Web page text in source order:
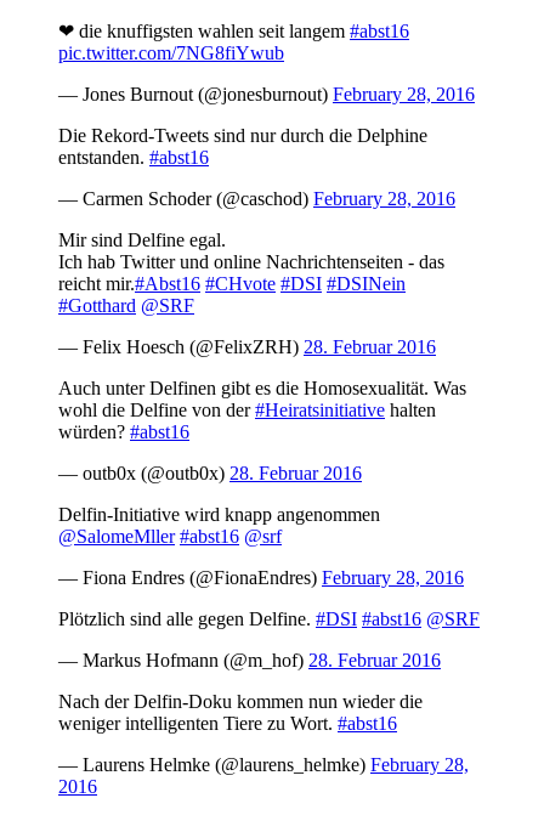
❤ die knuffigsten wahlen seit langem #abst16
pic.twitter.com/7NG8fiYwub
— Jones Burnout (@jonesburnout) February 28, 2016
Die Rekord-Tweets sind nur durch die Delphine
entstanden. #abst16
— Carmen Schoder (@caschod) February 28, 2016
Mir sind Delfine egal.
Ich hab Twitter und online Nachrichtenseiten - das
reicht mir.#Abst16 #CHvote #DSI #DSINein
#Gotthard @SRF
— Felix Hoesch (@FelixZRH) 28. Februar 2016
Auch unter Delfinen gibt es die Homosexualität. Was
wohl die Delfine von der#Heiratsinitiative halten
würden? #abst16
— outb0x (@outb0x) 28. Februar 2016
Delfin-Initiative wird knapp angenommen
@SalomeMller #abst16 @srf
— Fiona Endres (@FionaEndres) February 28, 2016
Plötzlich sind alle gegen Delfine. #DSI #abst16 @SRF
— Markus Hofmann (@m_hof) 28. Februar 2016
Nach der Delfin-Doku kommen nun wieder die
weniger intelligenten Tiere zu Wort. #abst16
— Laurens Helmke (@laurens_helmke) February 28,
2016